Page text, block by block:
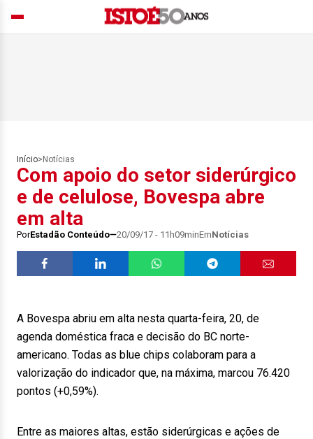
Início> Notícias
Com apoio do setor siderúrgico
e de celulose, Bovespa abre
em alta
PorEstadão Conteúdo 20/09/17 - 11h09minEmNotícias
A Bovespa abriu em alta nesta quarta-feira, 20, de
agenda doméstica fraca e decisão do BC norte-
americano. Todas as blue chips colaboram para a
valorização do indicador que, na máxima, marcou 76.420
pontos (+0,59%).
Entre as maiores altas, estão siderúrgicas e ações de